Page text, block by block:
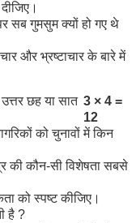
सब गुमसुम क्यों हो गए थे
और भ्रष्टाचार के बारे में
छह या सात 3 × 4 =
12
को चुनावों में किन
की कौन-सी विशेषता सबसे
को स्पष्ट कीजिए।
है ?